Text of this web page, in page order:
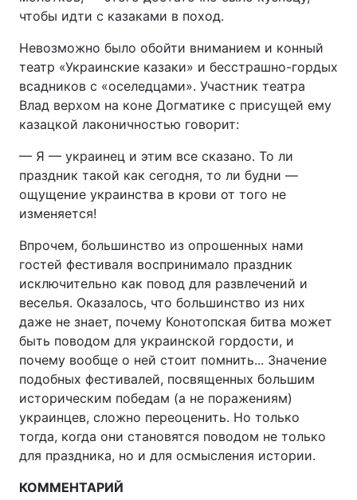
чтобы идти с казаками в поход.
Невозможно было обойти вниманием и конный
театр «Украинские казаки» и бесстрашно-гордых
всадников с «оселедцами». Участник театра
Влад верхом на коне Догматике с присущей ему
казацкой лаконичностью говорит:
— Я — украинец и этим все сказано. То ли
праздник такой как сегодня, то ли будни —
ощущение украинства в крови от того не
изменяется!
Впрочем, большинство из опрошенных нами
гостей фестиваля воспринимало праздник
исключительно как повод для развлечений и
веселья. Оказалось, что большинство из них
даже не знает, почему Конотопская битва может
быть поводом для украинской гордости, и
почему вообще о ней стоит помнить... Значение
подобных фестивалей, посвященных большим
историческим победам (а не поражениям)
украинцев, сложно переоценить. Но только
тогда, когда они становятся поводом не только
для праздника, но и для осмысления истории.
КОММЕНТАРИЙ